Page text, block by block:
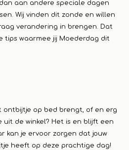
aan andere speciale dagen
Wij vinden dit zonde en willen
verandering in brengen. Dat
tips waarmee jij Moederdag dit
ontbijtje op bed brengt, of en erg
de winkel? Het is en blijft een
kan je ervoor zorgen dat jouw
heeft op deze prachtige dag!